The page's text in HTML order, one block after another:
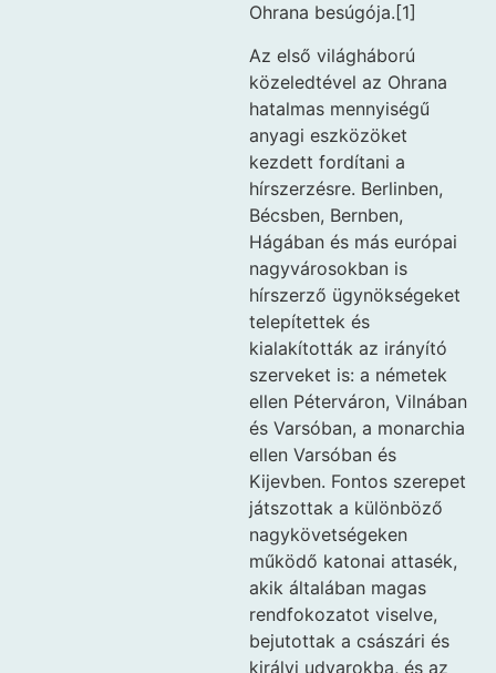
Ohrana besúgója.[1]
Az első világháború
közeledtével az Ohrana
hatalmas mennyiségű
anyagi eszközöket
kezdett fordítani a
hírszerzésre. Berlinben,
Bécsben, Bernben,
Hágában és más európai
nagyvárosokban is
hírszerző ügynökségeket
telepítettek és
kialakították az irányító
szerveket is: a németek
ellen Péterváron, Vilnában
és Varsóban, a monarchia
ellen Varsóban és
Kijevben. Fontos szerepet
játszottak a különböző
nagykövetségeken
működő katonai attasék,
akik általában magas
rendfokozatot viselve,
bejutottak a császári és
királyi udvarokba, és az